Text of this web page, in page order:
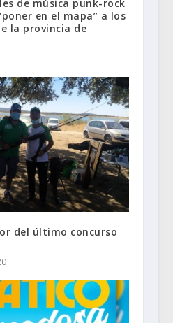
de música punk-rock
en el mapa” a los
la provincia de
del último concurso